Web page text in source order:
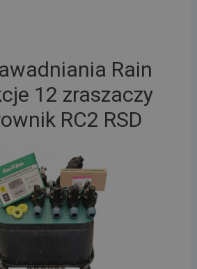
Rain
12 zraszaczy
RC2 RSD